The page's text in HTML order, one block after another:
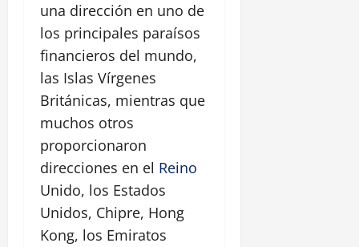
una dirección en uno de
los principales paraísos
financieros del mundo,
las Islas Vírgenes
Británicas, mientras que
muchos otros
proporcionaron
direcciones en el Reino
Unido, los Estados
Unidos, Chipre, Hong
Kong, los Emiratos